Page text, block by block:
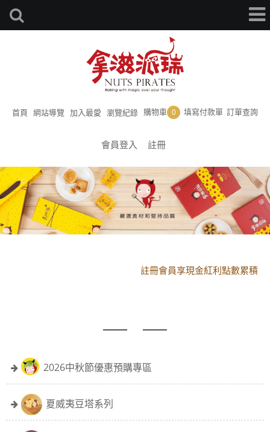
首頁 網站導覽 加入最愛 瀏覽紀錄 購物車 0 填寫付款單 訂單查詢
會員登入 註冊
註冊會員享現金紅利點數累積
2026中秋節優惠預購專區
夏威夷豆塔系列